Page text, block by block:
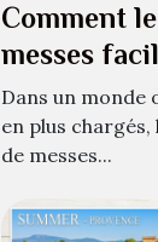
Comment
messes
croyants ?
Dans un monde
en plus
de messes...